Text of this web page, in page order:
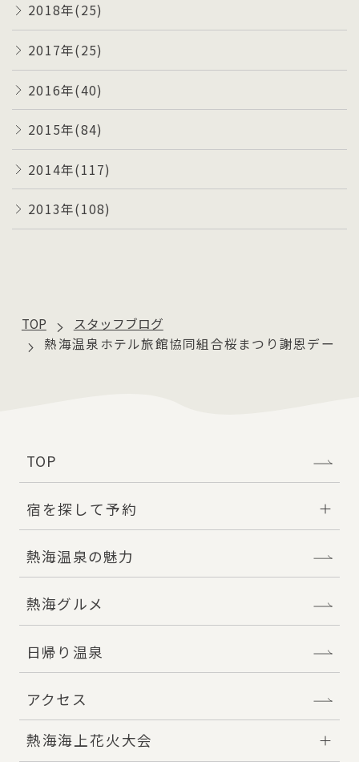
2018年(25)
2017年(25)
2016年(40)
2015年(84)
2014年(117)
2013年(108)
TOP
スタッフブログ
熱海温泉ホテル旅館協同組合桜まつり謝恩デー
TOP
宿を探して予約
熱海温泉の魅力
熱海グルメ
日帰り温泉
アクセス
熱海海上花火大会